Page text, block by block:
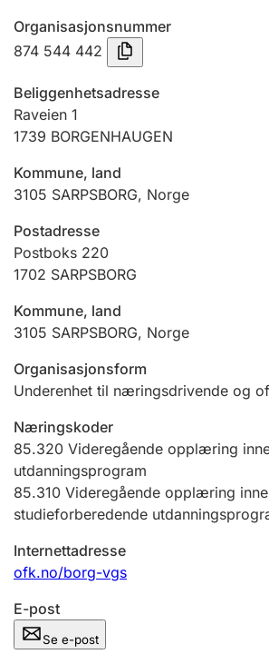
Tinglysing
Jeger
Betaling og jegeravgiftskort
Ektepaktveileder
Offentlig sektor
Andre tema
Organisasjonsnummer
874 544 442
Beliggenhetsadresse
Raveien 1
1739 BORGENHAUGEN
Kommune, land
3105 SARPSBORG, Norge
Postadresse
Postboks 220
1702 SARPSBORG
Kommune, land
3105 SARPSBORG, Norge
Organisasjonsform
Underenhet til næringsdrivende og
Næringskoder
85.320 Videregående opplæring
utdanningsprogram
85.310 Videregående opplæring
studieforberedende
Internettadresse
ofk.no/borg-vgs
E-post
Se e-post